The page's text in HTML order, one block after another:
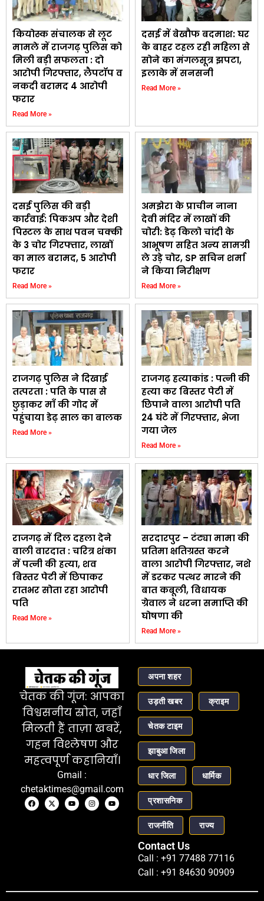
कियोस्क संचालक से लूट
मामले में राजगढ़ पुलिस को
मिली बड़ी सफलता : दो
आरोपी गिरफ्तार, लैपटॉप व
नकदी बरामद 4 आरोपी
फरार
Read More »
दसई में बेखौफ बदमाश: घर
के बाहर टहल रही महिला से
सोने का मंगलसूत्र झपटा,
इलाके में सनसनी
Read More »
दसई पुलिस की बड़ी
कार्रवाई: पिकअप और देशी
पिस्टल के साथ पवन चक्की
के 3 चोर गिरफ्तार, लाखों
का माल बरामद, 5 आरोपी
फरार
Read More »
अमझेरा के प्राचीन नाना
देवी मंदिर में लाखों की
चोरी: डेढ़ किलो चांदी के
आभूषण सहित अन्य सामग्री
ले उड़े चोर, SP सचिन शर्मा
ने किया निरीक्षण
Read More »
राजगढ़ पुलिस ने दिखाई
तत्परता : पति के पास से
छुड़ाकर माँ की गोद में
पहुंचाया डेढ़ साल का बालक
Read More »
राजगढ़ हत्याकांड : पत्नी की
हत्या कर बिस्तर पेटी में
छिपाने वाला आरोपी पति
24 घंटे में गिरफ्तार, भेजा
गया जेल
Read More »
राजगढ़ में दिल दहला देने
वाली वारदात : चरित्र शंका
में पत्नी की हत्या, शव
बिस्तर पेटी में छिपाकर
रातभर सोता रहा आरोपी
पति
Read More »
सरदारपुर – टंट्या मामा की
प्रतिमा क्षतिग्रस्त करने
वाला आरोपी गिरफ्तार, नशे
में डरकर पत्थर मारने की
बात कबूली, विधायक
ग्रेवाल ने धरना समाप्ति की
घोषणा की
Read More »
चेतक की गूंज: आपका
विश्वसनीय स्रोत, जहाँ
मिलती हैं ताज़ा खबरें,
गहन विश्लेषण और
महत्वपूर्ण कहानियाँ।
Gmail :
chetaktimes@gmail.com
अपना शहर
उड़ती खबर क्राइम
चेतक टाइम
झाबुआ जिला
धार जिला धार्मिक
प्रशासनिक
राजनीति राज्य
Contact Us
Call : +91 77488 77116
Call : +91 84630 90909